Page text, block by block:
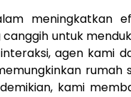
meningkatkan
untuk
agen kami
rumah
kami